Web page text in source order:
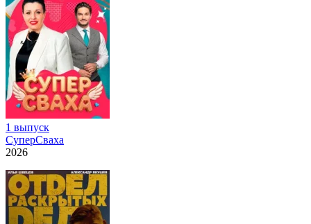
1 выпуск
СуперСваха
2026